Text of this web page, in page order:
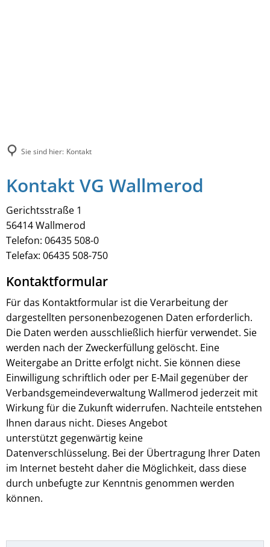
Sie sind hier: Kontakt
Kontakt VG Wallmerod
Gerichtsstraße 1
56414 Wallmerod
Telefon: 06435 508-0
Telefax: 06435 508-750
Kontaktformular
Für das Kontaktformular ist die Verarbeitung der
dargestellten personenbezogenen Daten erforderlich.
Die Daten werden ausschließlich hierfür verwendet. Sie
werden nach der Zweckerfüllung gelöscht. Eine
Weitergabe an Dritte erfolgt nicht. Sie können diese
Einwilligung schriftlich oder per E-Mail gegenüber der
Verbandsgemeindeverwaltung Wallmerod jederzeit mit
Wirkung für die Zukunft widerrufen. Nachteile entstehen
Ihnen daraus nicht. Dieses Angebot
unterstützt gegenwärtig keine
Datenverschlüsselung. Bei der Übertragung Ihrer Daten
im Internet besteht daher die Möglichkeit, dass diese
durch unbefugte zur Kenntnis genommen werden
können.